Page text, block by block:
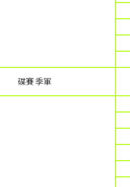
碟賽 季軍